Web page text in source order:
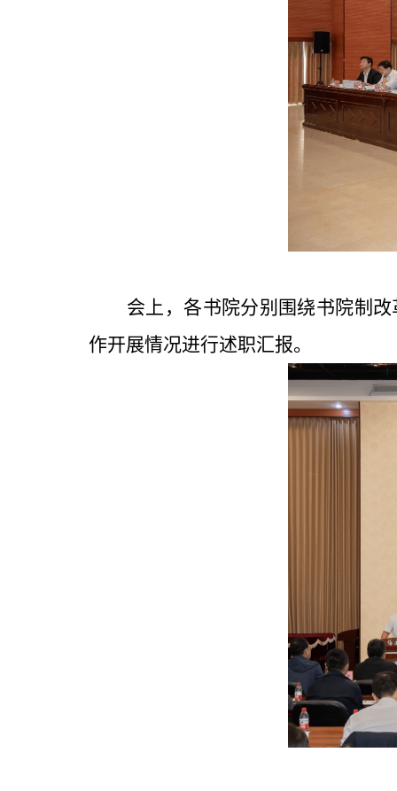
会上，各书院分别围绕书院制
作开展情况进行述职汇报。